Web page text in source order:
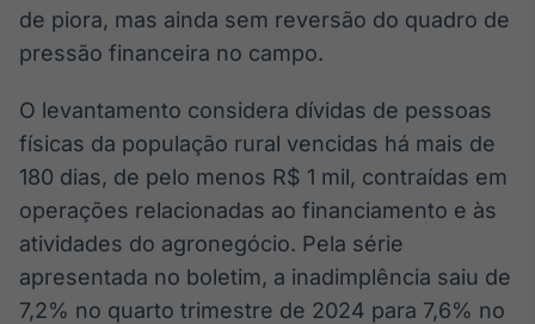
Broadcast
Plataforma para
ativos
Broadcast
Datafeed
APIs para
integração de
dados
de piora, mas ainda sem reversão do quadro de
pressão financeira no campo.
O levantamento considera dívidas de pessoas
físicas da população rural vencidas há mais de
180 dias, de pelo menos R$ 1 mil, contraídas em
operações relacionadas ao financiamento e às
atividades do agronegócio. Pela série
apresentada no boletim, a inadimplência saiu de
7,2% no quarto trimestre de 2024 para 7,6% no